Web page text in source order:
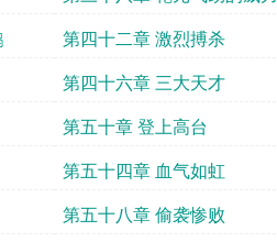
第四十二章 激烈搏杀
第四十六章 三大天才
第五十章 登上高台
第五十四章 血气如虹
第五十八章 偷袭惨败